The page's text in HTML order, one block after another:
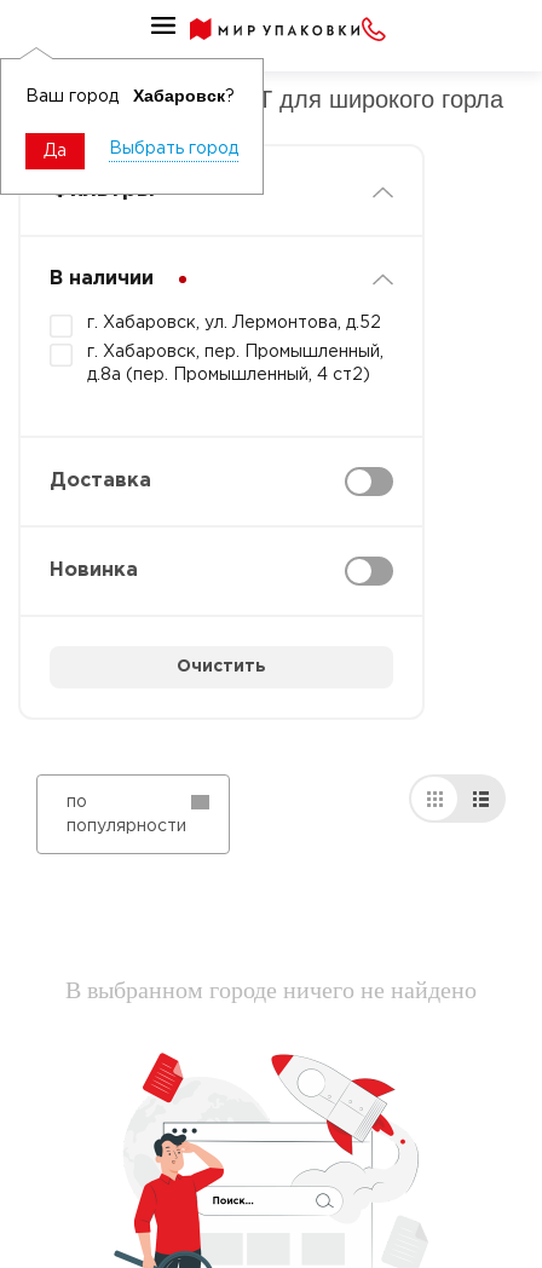
Ваш город Хабаровск?
Да Выбрать город
Ручки к бутылкам ПЭТ для широкого горла
Фильтры
В наличии
г. Хабаровск, ул. Лермонтова, д.52
г. Хабаровск, пер. Промышленный,
д.8а (пер. Промышленный, 4 ст2)
Доставка
Новинка
Очистить
по
популярности
В выбранном городе ничего не найдено